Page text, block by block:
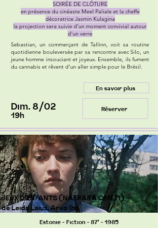
SOIRÉE DE CLÔTURE
en présence du cinéaste Meel Paliale et la cheffe
décoratrice Jasmin Kulagina
la projection sera suivie d’un moment convivial autour
d’un verre
Sebastian, un commerçant de Tallinn, voit sa routine
quotidienne bouleversée par sa rencontre avec Silo, un
jeune homme insouciant et joyeux. Ensemble, ils fument
du cannabis et rêvent d'un aller simple pour le Brésil.
En savoir plus
Dim. 8/02
19h
Réserver
JEUX D'ENFANTS (NAERARA OMETI)
de Leida Laius, Arvo Iho
Estonie - Fiction - 87' - 1985